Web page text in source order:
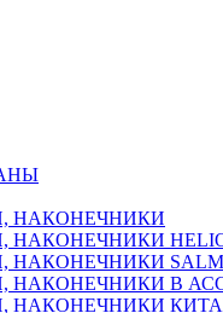
НАКОНЕЧНИКИ
НАКОНЕЧНИКИ
НАКОНЕЧНИКИ
НАКОНЕЧНИКИ В
НАКОНЕЧНИКИ